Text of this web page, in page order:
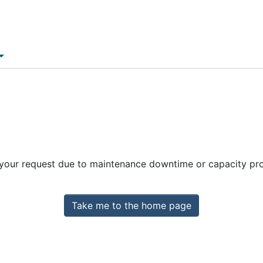
request due to maintenance downtime or capacity
Take me to the home page